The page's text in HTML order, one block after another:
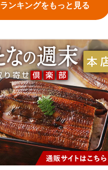
ランキングをもっと見る